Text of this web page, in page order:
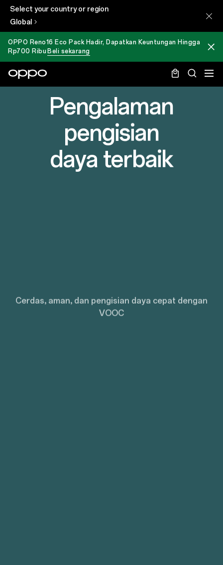
Select your country or region
Global
OPPO Reno16 Eco Pack Hadir, Dapatkan Keuntungan Hingga
Rp700 Ribu Beli sekarang
Pengalaman
pengisian
daya terbaik
Cerdas, aman, dan pengisian daya cepat dengan
VOOC